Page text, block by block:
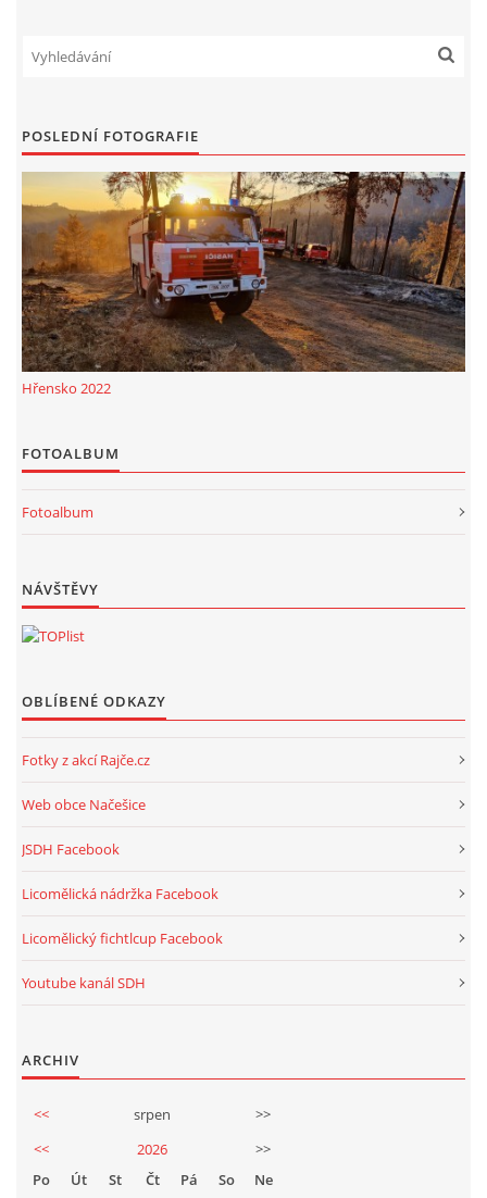
POSLEDNÍ FOTOGRAFIE
Hřensko 2022
FOTOALBUM
Fotoalbum
NÁVŠTĚVY
OBLÍBENÉ ODKAZY
Fotky z akcí Rajče.cz
Web obce Načešice
JSDH Facebook
Licomělická nádržka Facebook
Licomělický fichtlcup Facebook
Youtube kanál SDH
ARCHIV
<< srpen
>>
<<
2026
>>
Po
Út St Čt Pá So Ne